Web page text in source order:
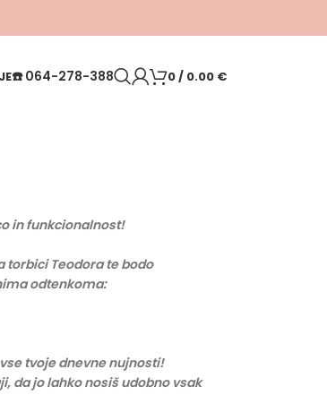
☎️064-278-388 0/ 0.00 €
in funkcionalnost!
torbici Teodora te bodo
odtenkoma:
tvoje dnevne nujnosti!
da jo lahko nosiš udobno vsak